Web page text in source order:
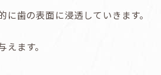
歯の表面に浸透していきます。
ます。